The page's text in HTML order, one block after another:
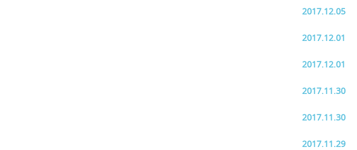
2017.12.05
2017.12.01
2017.12.01
2017.11.30
2017.11.30
2017.11.29